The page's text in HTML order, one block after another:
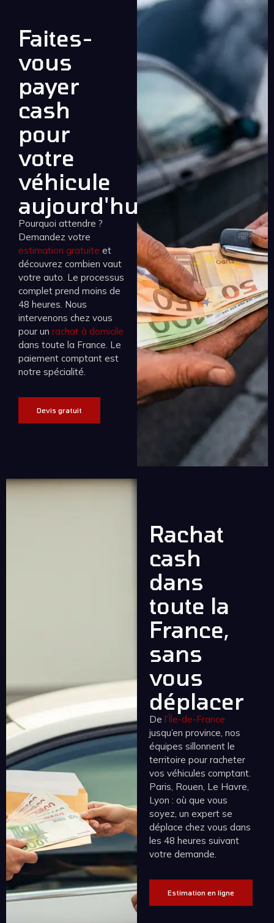
Faites-
vous
payer
cash
pour
votre
véhicule
aujourd'hui
Pourquoi attendre ?
Demandez votre
estimation gratuite et
découvrez combien vaut
votre auto. Le processus
complet prend moins de
48 heures. Nous
intervenons chez vous
pour un rachat à domicile
dans toute la France. Le
paiement comptant est
notre spécialité.
Devis gratuit
Rachat
cash
dans
toute la
France,
sans
vous
déplacer
De l’Île-de-France
jusqu’en province, nos
équipes sillonnent le
territoire pour racheter
vos véhicules comptant.
Paris, Rouen, Le Havre,
Lyon : où que vous
soyez, un expert se
déplace chez vous dans
les 48 heures suivant
votre demande.
Estimation en ligne